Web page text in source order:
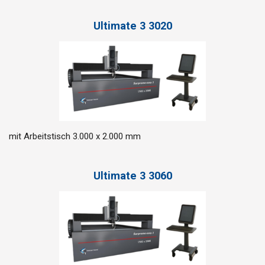
Ultimate 3 3020
mit Arbeitstisch 3.000 x 2.000 mm
Ultimate 3 3060